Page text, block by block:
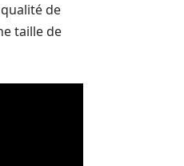
de
taille de